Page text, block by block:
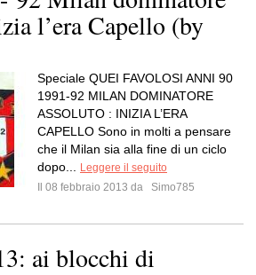
l’era Capello (by
Speciale QUEI FAVOLOSI ANNI 90
1991-92 MILAN DOMINATORE
ASSOLUTO : INIZIA L’ERA
CAPELLO Sono in molti a pensare
che il Milan sia alla fine di un ciclo
dopo...
Leggere il seguito
Il 08 febbraio 2013 da
Simo785
ai blocchi di